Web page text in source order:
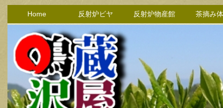
Home 反射炉ビヤ 反射炉物産館 茶摘み